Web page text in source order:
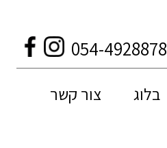
054-4928878
בלוג צור קשר